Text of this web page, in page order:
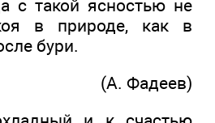
с такой ясностью не
в природе, как в
бури.
(А. Фадеев)